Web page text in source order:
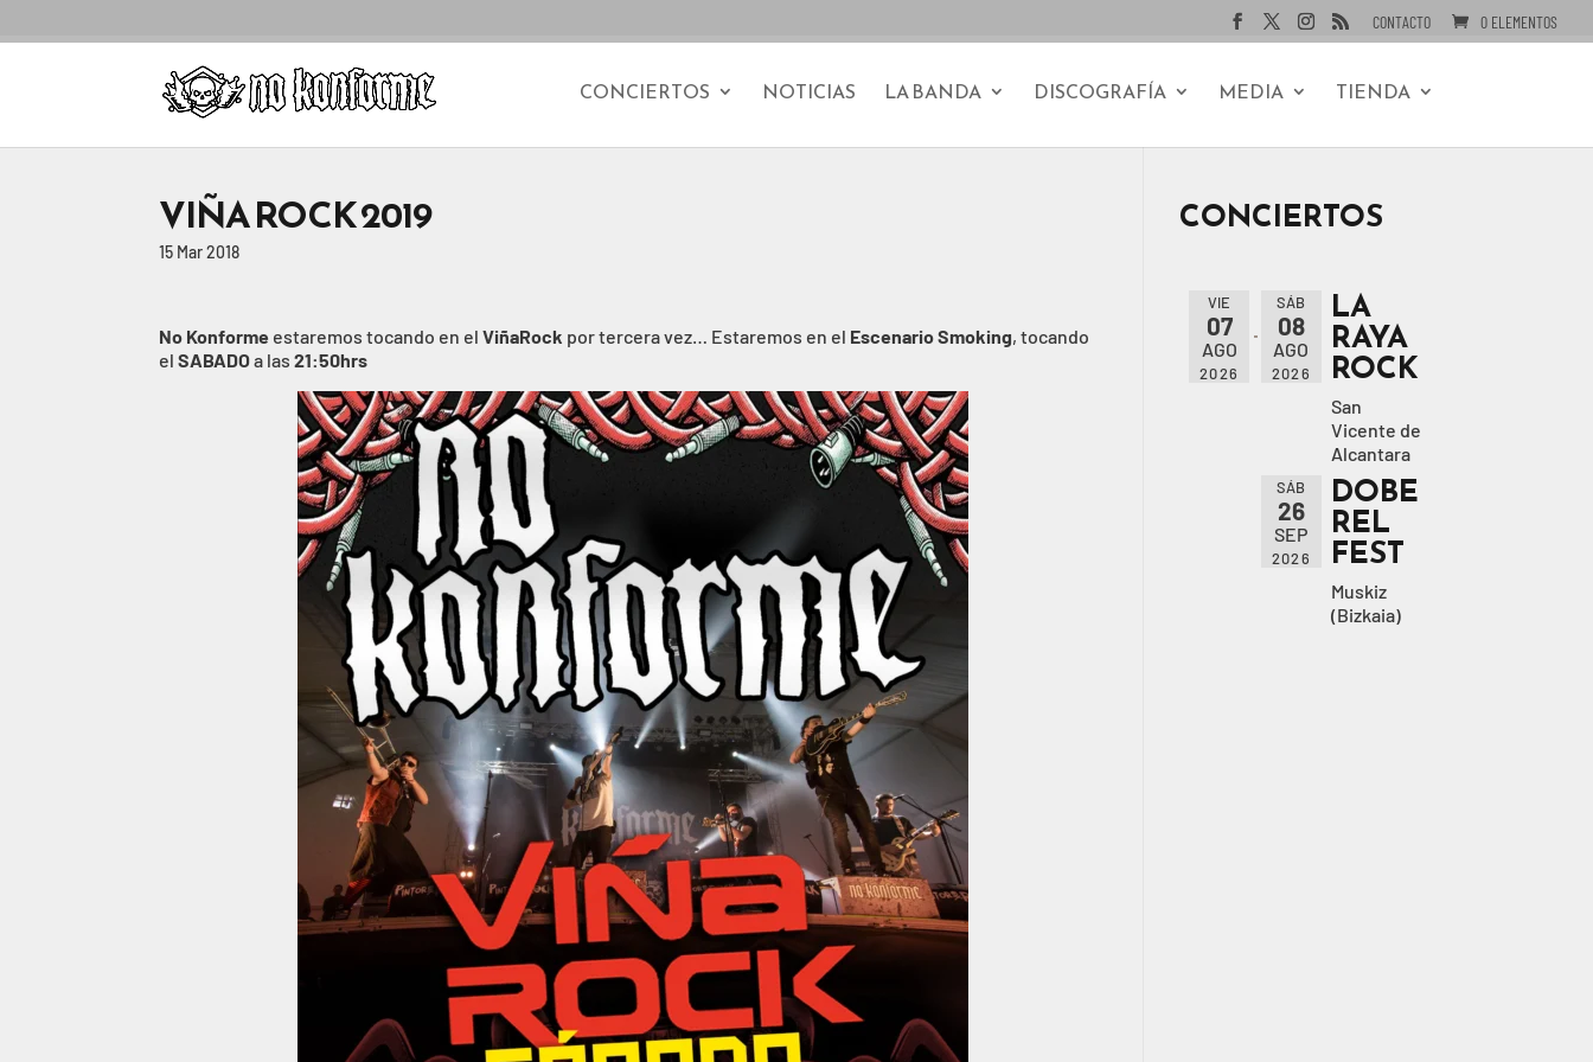
CONTACTO 0 ELEMENTOS
CONCIERTOS NOTICIAS LA BANDA DISCOGRAFÍA MEDIA TIENDA
VIÑA ROCK 2019
15 Mar 2018
No Konforme estaremos tocando en elViñaRock por tercera vez… Estaremos en el Escenario Smoking, tocando
elSABADOa las21:50hrs
CONCIERTOS
VIE
07
AGO
2026
SÁB
08
AGO
2026
LA
RAYA
ROCK
San
Vicente de
Alcantara
SÁB
26
SEP
2026
DOBE
REL
FEST
Muskiz
(Bizkaia)